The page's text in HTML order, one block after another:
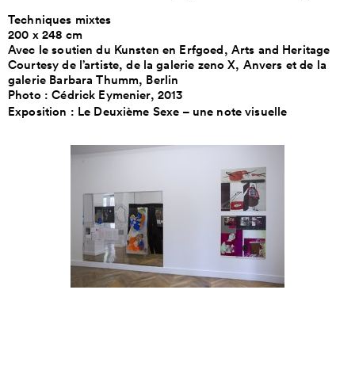
Techniques mixtes
200 x 248 cm
Avec le soutien du Kunsten en Erfgoed, Arts and Heritage
Courtesy de l’artiste, de la galerie zeno X, Anvers et de la
galerie Barbara Thumm, Berlin
Photo : Cédrick Eymenier, 2013
Exposition : Le Deuxième Sexe – une note visuelle